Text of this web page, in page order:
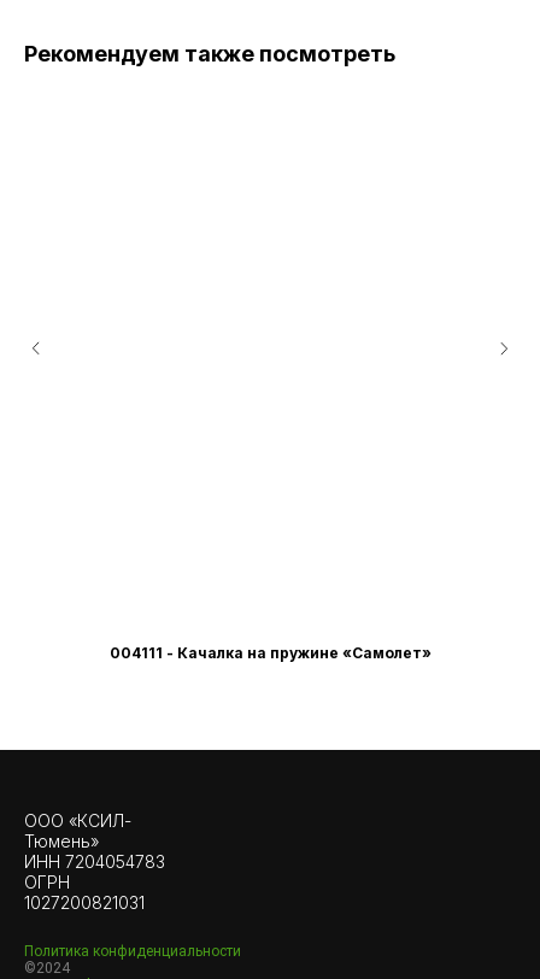
Рекомендуем также посмотреть
004111 - Качалка на пружине «Самолет»
ООО «КСИЛ-
Тюмень»
ИНН 7204054783
ОГРН
1027200821031
Политика конфиденциальности
©2024